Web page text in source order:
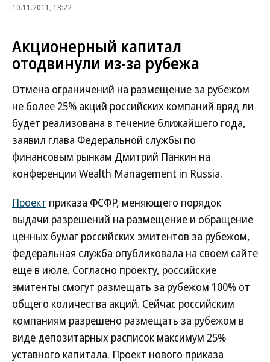
10.11.2011, 13:22
Акционерный капитал
отодвинули из-за рубежа
Отмена ограничений на размещение за рубежом
не более 25% акций российских компаний вряд ли
будет реализована в течение ближайшего года,
заявил глава Федеральной службы по
финансовым рынкам Дмитрий Панкин на
конференции Wealth Management in Russia.
Проект приказа ФСФР, меняющего порядок
выдачи разрешений на размещение и обращение
ценных бумаг российских эмитентов за рубежом,
федеральная служба опубликовала на своем сайте
еще в июле. Согласно проекту, российские
эмитенты смогут размещать за рубежом 100% от
общего количества акций. Сейчас российским
компаниям разрешено размещать за рубежом в
виде депозитарных расписок максимум 25%
уставного капитала. Проект нового приказа